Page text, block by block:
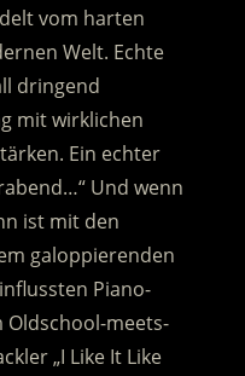
vom harten
Welt. Echte
dringend
mit wirklichen
Ein echter
Und wenn
ist mit den
galoppierenden
Piano-
Oldschool-meets-
„I Like It Like